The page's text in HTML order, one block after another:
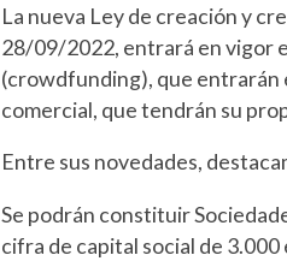
La nueva Ley de creación y
28/09/2022, entrará en vigor
(crowdfunding), que entrarán
comercial, que tendrán su
Entre sus novedades,
Se podrán constituir
cifra de capital social de